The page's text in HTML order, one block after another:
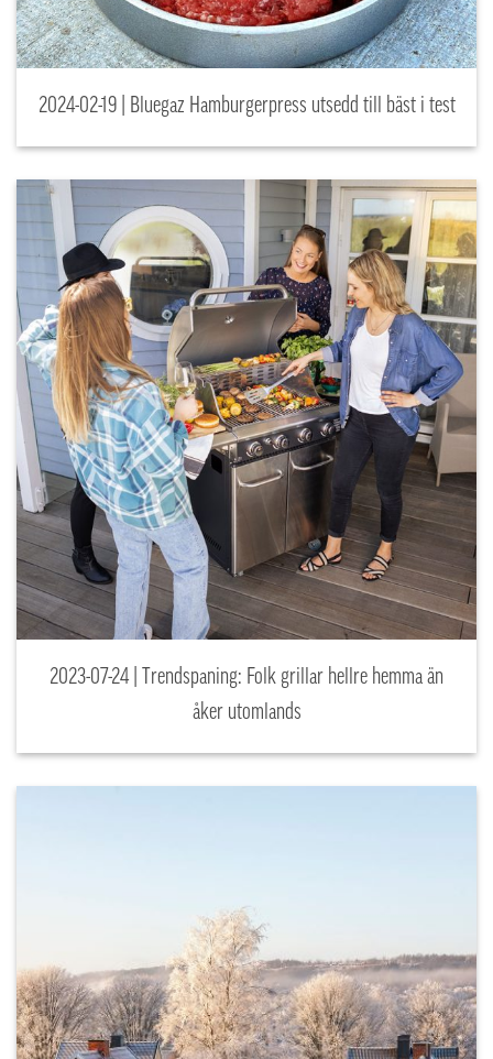
2024-02-19 | Bluegaz Hamburgerpress utsedd till bäst i test
2023-07-24 | Trendspaning: Folk grillar hellre hemma än
åker utomlands